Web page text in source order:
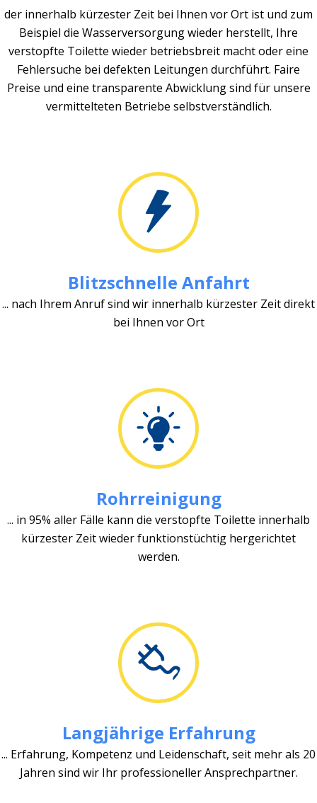
der innerhalb kürzester Zeit bei Ihnen vor Ort ist und zum
Beispiel die Wasserversorgung wieder herstellt, Ihre
verstopfte Toilette wieder betriebsbreit macht oder eine
Fehlersuche bei defekten Leitungen durchführt. Faire
Preise und eine transparente Abwicklung sind für unsere
vermittelteten Betriebe selbstverständlich.
Blitzschnelle Anfahrt
... nach Ihrem Anruf sind wir innerhalb kürzester Zeit direkt
bei Ihnen vor Ort
Rohrreinigung
... in 95% aller Fälle kann die verstopfte Toilette innerhalb
kürzester Zeit wieder funktionstüchtig hergerichtet
werden.
Langjährige Erfahrung
... Erfahrung, Kompetenz und Leidenschaft, seit mehr als 20
Jahren sind wir Ihr professioneller Ansprechpartner.